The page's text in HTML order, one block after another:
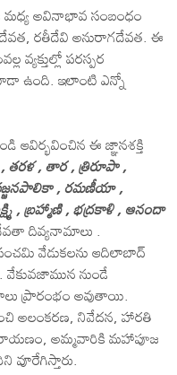
అవినాభావ సంబంధం
రతీదేవి అనురాగదేవత. ఈ
వ్యక్తుల్లో పరస్పర
ఉంది. ఇలాంటి ఎన్నో
ఆవిర్భవించిన ఈ జ్ఞానశక్తి
, తరళ , తార , త్రిరూపా ,
, రమణీయా ,
, బ్రహ్మాణి , భద్రకాళి , ఆనందా
దివ్యనామాలు .
పంచమి వేడుకలను ఆదిలాబాద్‌
నుండే
ప్రారంభం అవుతాయి.
అలంకరణ, నివేదన, హారతి
అమ్మవారికి మహాపూజ
వూరేగిస్తారు.